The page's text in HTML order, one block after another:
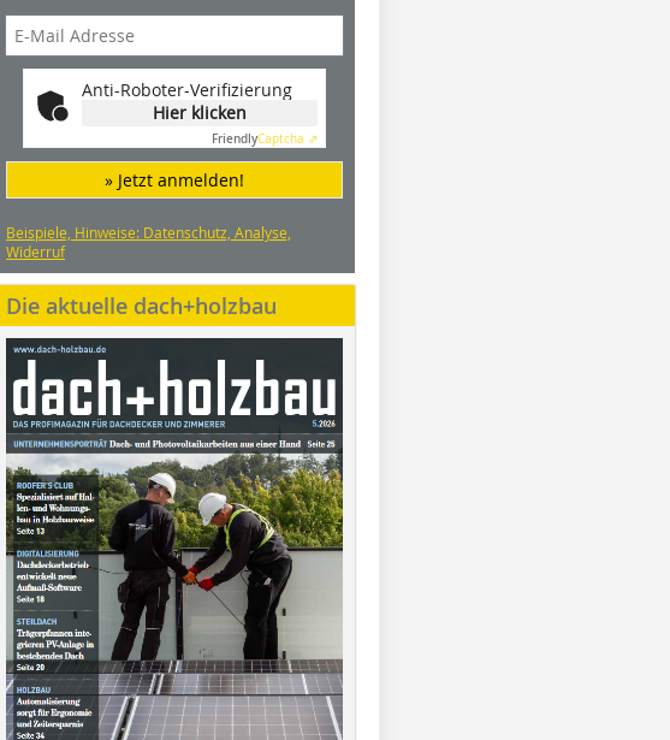
Anti-Roboter-Verifizierung
Hier klicken
FriendlyCaptcha ⇗
» Jetzt anmelden!
Beispiele, Hinweise: Datenschutz, Analyse,
Widerruf
Die aktuelle dach+holzbau